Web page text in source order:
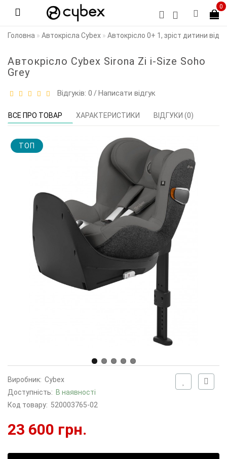
0
Головна Автокрісла Cybex Автокрісло 0+ 1, зріст дитини від
Автокрісло Cybex Sirona Zi i-Size Soho
Grey
Відгуків: 0 /Написати відгук
ВСЕ ПРО ТОВАР ХАРАКТЕРИСТИКИ ВІДГУКИ (0)
TOП
Виробник: Cybex
Доступність: В наявності
Код товару: 520003765-02
23 600 грн.